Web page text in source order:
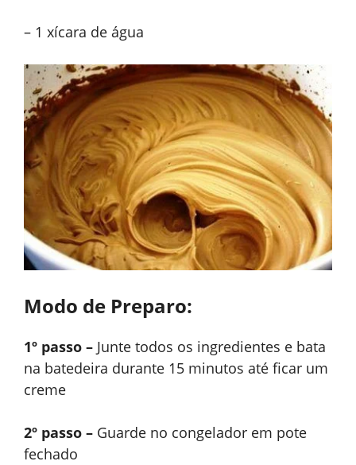
– 1 xícara de água
Modo de Preparo:
1º passo – Junte todos os ingredientes e bata
na batedeira durante 15 minutos até ficar um
creme
2º passo – Guarde no congelador em pote
fechado